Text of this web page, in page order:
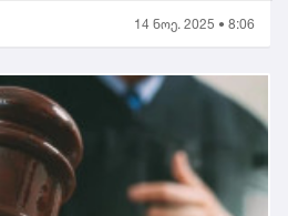
14 ნოე. 2025 • 8:06